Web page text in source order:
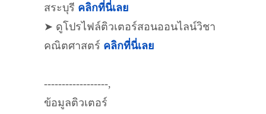
สระบุรี คลิกที่นี่เลย
➤ ดูโปรไฟล์ติวเตอร์สอนออนไลน์วิชา
คณิตศาสตร์ คลิกที่นี่เลย
------------------,
ข้อมูลติวเตอร์